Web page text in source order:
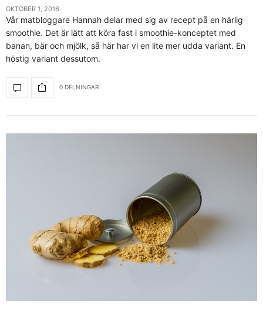
OKTOBER 1, 2016
Vår matbloggare Hannah delar med sig av recept på en härlig
smoothie. Det är lätt att köra fast i smoothie-konceptet med
banan, bär och mjölk, så här har vi en lite mer udda variant. En
höstig variant dessutom.
0 DELNINGAR